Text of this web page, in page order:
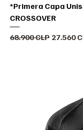
*Primera Capa
CROSSOVER
Precio
68.900 CLP Precio
27.560